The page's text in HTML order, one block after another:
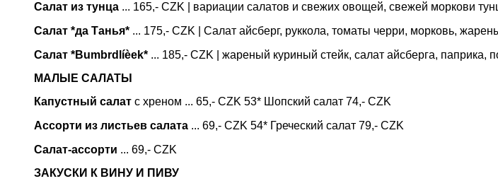
Салат из тунца ... 165,- CZK | вариации салатов и свежих овощей, свежей моркови
Салат *да Танья* ... 175,- CZK | Салат айсберг, руккола, томаты черри, морковь,
Салат *Bumbrdlíèek* ... 185,- CZK | жареный куриный стейк, салат айсберга, паприка,
МАЛЫЕ САЛАТЫ
Капустный салат с хреном ... 65,- CZK 53* Шопский салат 74,- CZK
Ассорти из листьев салата ... 69,- CZK 54* Греческий салат 79,- CZK
Салат-ассорти ... 69,- CZK
ЗАКУСКИ К ВИНУ И ПИВУ